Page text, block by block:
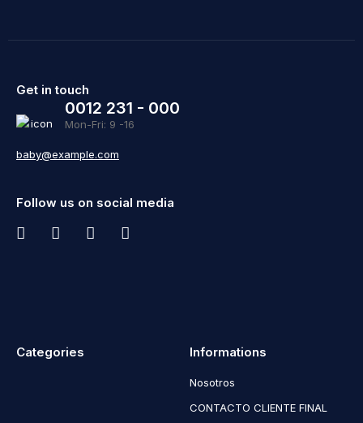
Get in touch
0012 231 - 000
Mon-Fri: 9 -16
baby@example.com
Follow us on social media
Categories Informations
Nosotros
CONTACTO CLIENTE FINAL